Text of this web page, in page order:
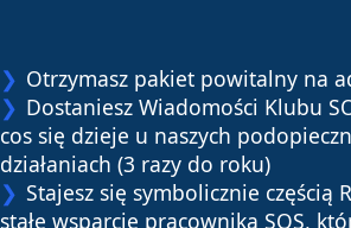
Otrzymasz pakiet powitalny na
Dostaniesz Wiadomości Klubu
cos się dzieje u naszych
działaniach (3 razy do roku)
Stajesz się symbolicznie częścią
stałe wsparcie pracownika SOS,